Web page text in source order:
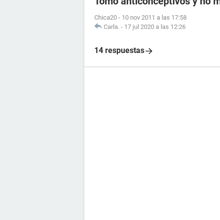
Chica20 - 10 nov 2011 a las 17:58
Carla. - 17 jul 2020 a las 12:26
14 respuestas